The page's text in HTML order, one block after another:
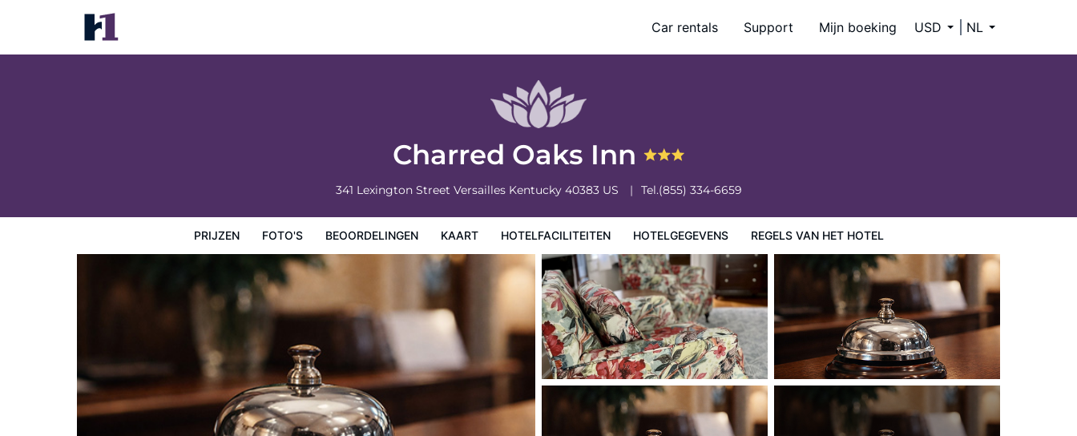
Car rentals Support Mijn boeking USD NL
Charred Oaks Inn
341 Lexington Street Versailles Kentucky 40383 US Tel.(855) 334-6659
PRIJZEN FOTO'S BEOORDELINGEN KAART HOTELFACILITEITEN HOTELGEGEVENS REGELS VAN HET HOTEL
Charred Oaks Inn
Prijzen